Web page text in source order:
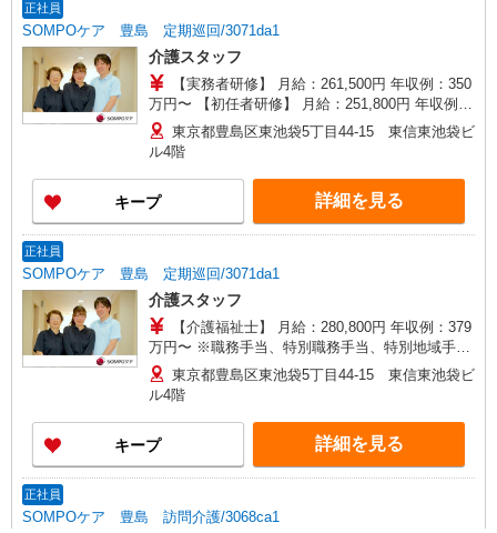
ンセル手当：職務時給の60％支給 ※居住支援特別
手当は勤続5年目までの方はさらに時給＋50円（再
入社者は除く）
正社員
SOMPOケア 豊島 定期巡回/3071da1
介護スタッフ
【実務者研修】 月給：261,500円 年収例：350
万円〜 【初任者研修】 月給：251,800円 年収例：
340万円〜 ※職務手当、（東京都）居住支援特別
手当、働きがい向上手当、日祝手当（月平均2回
分）、在宅手当（月平均20回分）等、毎月平均的
に支払われる手当を含みます。 ※居住支援特別手
当は勤続5年目までの方はさらに1万円支給（再入
社は除く） ◎賞与：基本給2.08ヶ月分/年支給 ◎
東京都豊島区東池袋5丁目44-15 東信東池袋ビ
ル4階
キープ 詳細を見る
正社員
SOMPOケア 豊島 定期巡回/3071da1
介護スタッフ
【介護福祉士】 月給：280,800円 年収例：379
万円〜 ※職務手当、特別職務手当、特別地域手
当、（東京都）居住支援特別手当、日祝手当（月
平均2回分）、在宅手当（月平均20回分）等、毎月
平均的に支払われる手当を含みます。 ■深夜勤手
当別途支給：4,000円/回 ■オンコール手当（1,000
円/日）あり ※居住支援特別手当は勤続5年目まで
の方はさらに1万円支給（再入社は除く） ◎賞
外手当支給（超過1分〜）
東京都豊島区東池袋5丁目44-15 東信東池袋ビ
ル4階
キープ 詳細を見る
正社員
SOMPOケア 豊島 訪問介護/3068ca1